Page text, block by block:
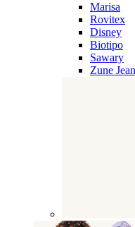
Marisa
Rovitex
Disney
Biotipo
Sawary
Zune